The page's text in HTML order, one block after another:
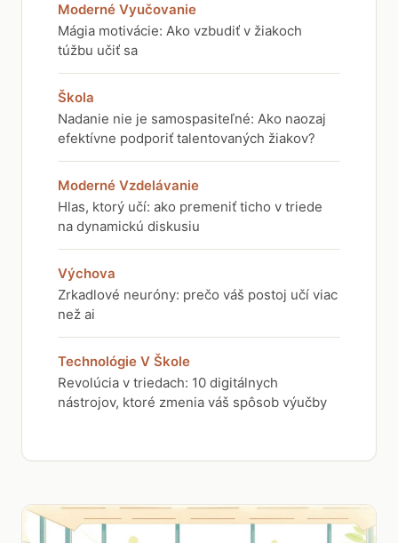
Moderné Vyučovanie
Mágia motivácie: Ako vzbudiť v žiakoch
túžbu učiť sa
Škola
Nadanie nie je samospasiteľné: Ako naozaj
efektívne podporiť talentovaných žiakov?
Moderné Vzdelávanie
Hlas, ktorý učí: ako premeniť ticho v triede
na dynamickú diskusiu
Výchova
Zrkadlové neuróny: prečo váš postoj učí viac
než ai
Technológie V Škole
Revolúcia v triedach: 10 digitálnych
nástrojov, ktoré zmenia váš spôsob výučby